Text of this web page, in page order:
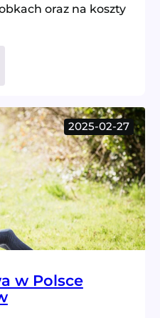
oraz na koszty
opieki
2025-02-27
w Polsce